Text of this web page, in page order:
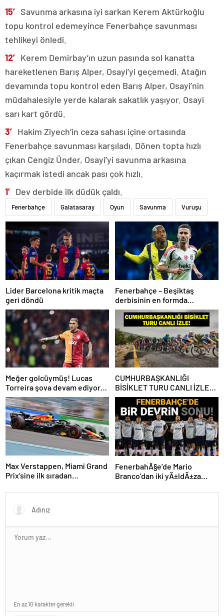
15′ Savunma arkasına iyi sarkan Kerem Aktürkoğlu
topu kontrol edemeyince Fenerbahçe savunması
tehlikeyi önledi.
12′ Kerem Demirbay’ın uzun pasında sol kanatta
hareketlenen Barış Alper, Osayi’yi geçemedi. Atağın
devamında topu kontrol eden Barış Alper, Osayi’nin
müdahalesiyle yerde kalarak sakatlık yaşıyor. Osayi
sarı kart gördü.
3′ Hakim Ziyech’in ceza sahası içine ortasında
Fenerbahçe savunması karşıladı. Dönen topta hızlı
çıkan Cengiz Ünder, Osayi’yi savunma arkasına
kaçırmak istedi ancak pası çok hızlı.
1′ Dev derbide ilk düdük çaldı.
Fenerbahçe Galatasaray Oyun Savunma Vuruşu
Lider Barcelona kritik maçta
geri döndü
Fenerbahçe – Beşiktaş
derbisinin en formda
ayakları: Anderson Talisca ve
Rafa Silva
Meğer golcüymüş! Lucas
Torreira şova devam ediyor…
CUMHURBAŞKANLIĞI
BİSİKLET TURU CANLI İZLE:
Cumhurbaşkanlığı Bisiklet
Yarışı Hangi Kanalda? İşte
İzmir Bisiklet Yarışı Bilgileri…
Max Verstappen, Miami Grand
Prix’sine ilk sıradan
FenerbahÃ§e’de Mario
Branco’dan iki yÄ±ldÄ±za
sezon yoksunuz”
En az 10 karakter gerekli